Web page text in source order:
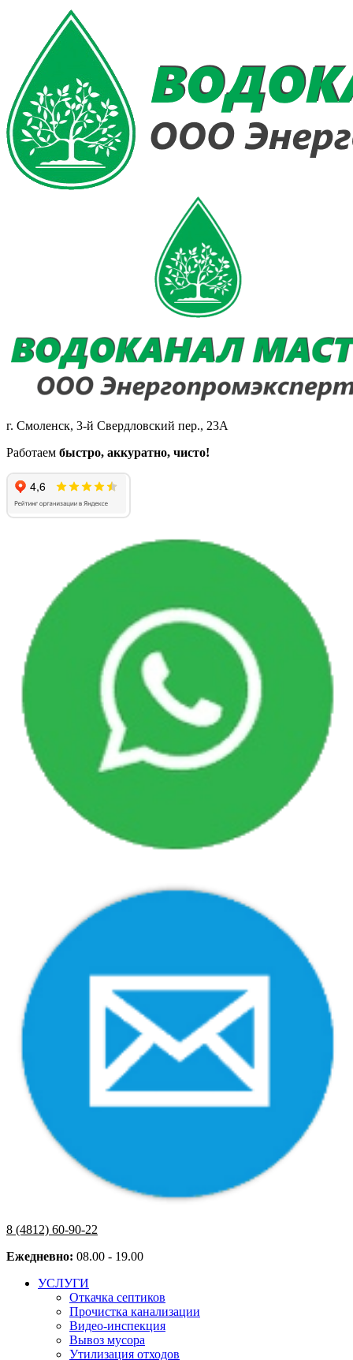
г. Смоленск, 3-й Свердловский пер., 23А
Работаем быстро, аккуратно, чисто!
8 (4812) 60-90-22
Ежедневно: 08.00 - 19.00
УСЛУГИ
Откачка септиков
Прочистка канализации
Видео-инспекция
Вывоз мусора
Утилизация отходов